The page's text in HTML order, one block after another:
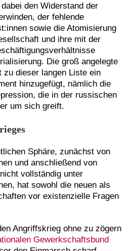
den Widerstand der
der fehlende
sowie die Atomisierung
und ihre mit der
Die groß angelegte
zu dieser langen Liste ein
hinzugefügt, nämlich die
die in der russischen
um sich greift.
Sphäre, zunächst von
und anschließend von
vollständig unter
hat sowohl die neuen als
vor existenzielle Fragen
Angriffskrieg ohne zu zögern
Gewerkschaftsbund